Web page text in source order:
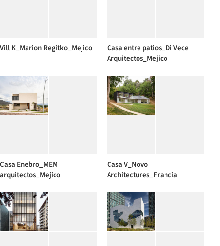
Vill K_Marion Regitko_Mejico
Casa entre patios_Di Vece
Arquitectos_Mejico
Casa Enebro_MEM
arquitectos_Mejico
Casa V_Novo
Architectures_Francia